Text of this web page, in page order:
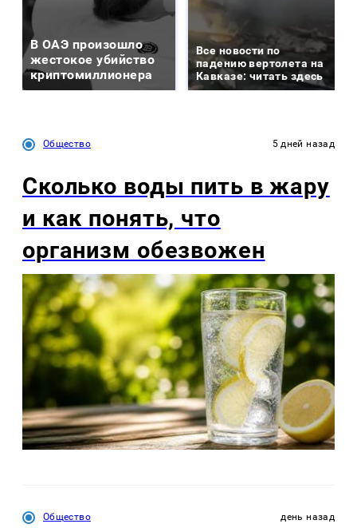
В ОАЭ произошло
жестокое убийство
криптомиллионера
Все новости по
падению вертолета на
Кавказе: читать здесь
Общество 5 дней назад
Сколько воды пить в жару
и как понять, что
организм обезвожен
Общество день назад